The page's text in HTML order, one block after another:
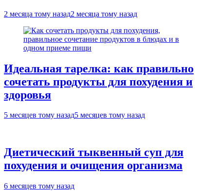
2 месяца тому назад2 месяца тому назад
Идеальная тарелка: как правильно
сочетать продукты для похудения и
здоровья
5 месяцев тому назад5 месяцев тому назад
Диетический тыквенный суп для
похудения и очищения организма
6 месяцев тому назад